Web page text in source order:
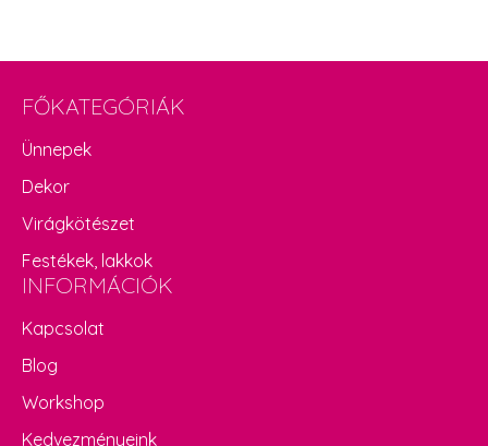
FŐKATEGÓRIÁK
Ünnepek
Dekor
Virágkötészet
Festékek, lakkok
INFORMÁCIÓK
Kapcsolat
Blog
Workshop
Kedvezményeink